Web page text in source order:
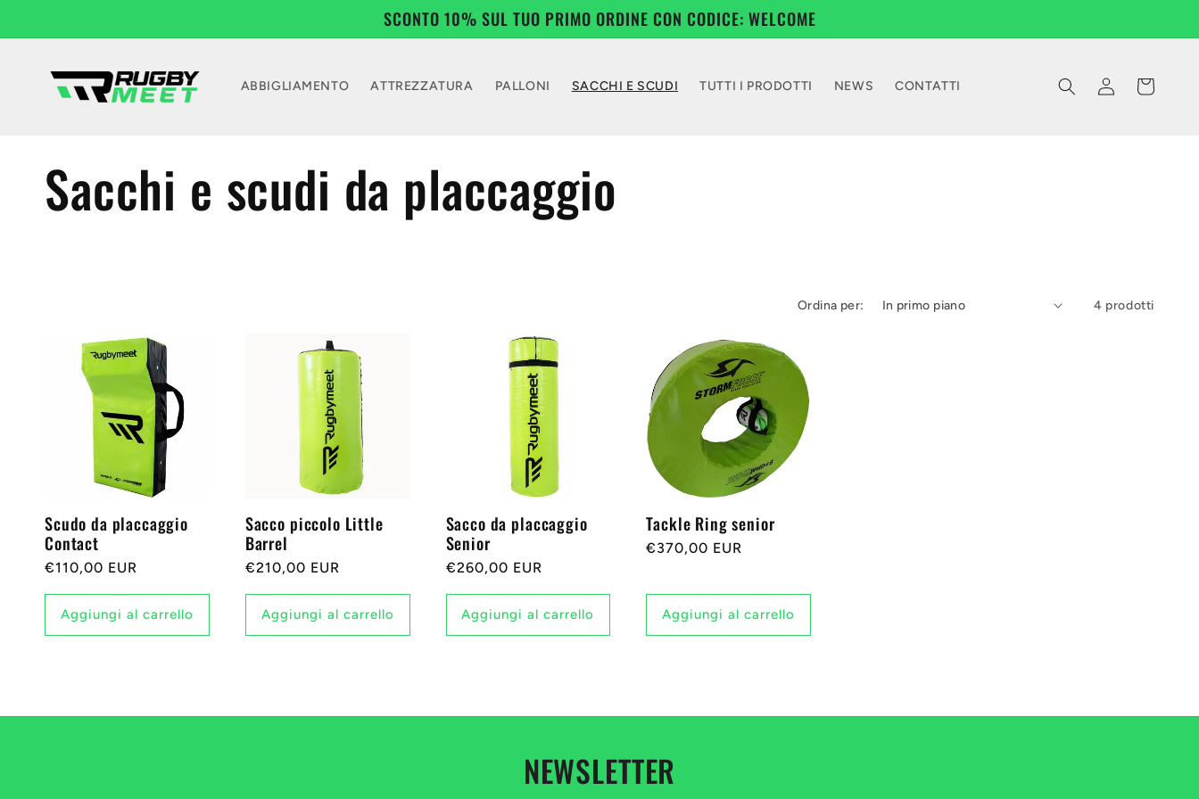
ai contenuti
SCONTO 10% SUL TUO PRIMO ORDINE CON CODICE: WELCOME
ABBIGLIAMENTO ATTREZZATURA PALLONI SACCHI E SCUDI TUTTI I PRODOTTI NEWS CONTATTI Accedi Carrello
C
i
o
e
Sacchi e scudi da placcaggio
Ordina per: 4 prodotti
Scudo da placcaggio
Contact
Prezzo
listino
€110,00 EUR
Aggiungi al carrello
Sacco piccolo Little
Barrel
Prezzo
listino
€210,00 EUR
Aggiungi al carrello
Sacco da placcaggio
Senior
Prezzo
listino
€260,00 EUR
Aggiungi al carrello
Tackle Ring senior
Prezzo
listino
€370,00 EUR
Aggiungi al carrello
NEWSLETTER